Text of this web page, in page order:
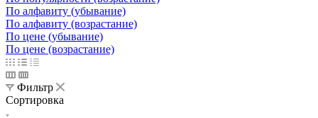
По алфавиту (убывание)
По алфавиту (возрастание)
По цене (убывание)
По цене (возрастание)
Фильтр
Сортировка